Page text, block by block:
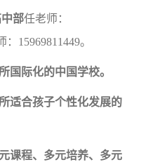
部任老师：
15969811449。
国际化的中国学校。
适合孩子个性化发展的
课程、多元培养、多元